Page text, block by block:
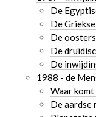
De
De
De
De
De
1988 - de
Waar komt
De aardse